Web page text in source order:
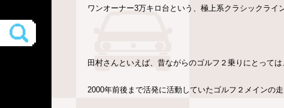
ワンオーナー3万キロ台という、極上系クラシックラ
田村さんといえば、昔ながらのゴルフ２乗りにとって
2000年前後まで活発に活動していたゴルフ２メインの